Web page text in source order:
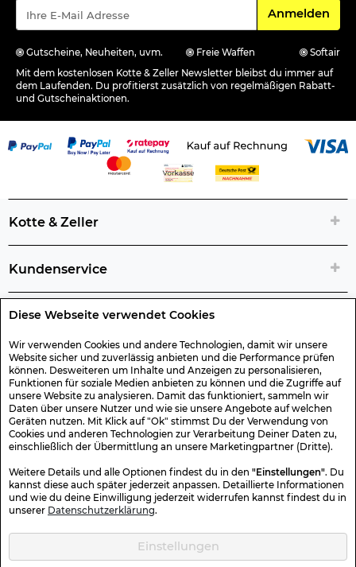
Diese Webseite verwendet Cookies
Wir verwenden Cookies und andere Technologien, damit wir unsere
Website sicher und zuverlässig anbieten und die Performance prüfen
können. Desweiteren um Inhalte und Anzeigen zu personalisieren,
Funktionen für soziale Medien anbieten zu können und die Zugriffe auf
unsere Website zu analysieren. Damit das funktioniert, sammeln wir
Daten über unsere Nutzer und wie sie unsere Angebote auf welchen
Geräten nutzen. Mit Klick auf "Ok" stimmst Du der Verwendung von
Cookies und anderen Technologien zur Verarbeitung Deiner Daten zu,
einschließlich der Übermittlung an unsere Marketingpartner (Dritte).
Weitere Details und alle Optionen findest du in den "Einstellungen". Du
kannst diese auch später jederzeit anpassen. Detaillierte Informationen
und wie du deine Einwilligung jederzeit widerrufen kannst findest du in
unserer Datenschutzerklärung.
Einstellungen
Für den
Anmelden
Gutscheine, Neuheiten, uvm. Freie Waffen
Softair
Mit dem kostenlosen Kotte & Zeller Newsletter bleibst du immer auf
dem Laufenden. Du profitierst zusätzlich von regelmäßigen Rabatt-
und Gutscheinaktionen.
Kotte & Zeller
Kundenservice
Rechtliche Artikelinfos
Geschenk-Gutscheine
Versand & Rücksendung
Sicher Einkaufen
Kotte & Zeller 2026 © Alle Rechte vorbehalten. Die durchgestrichenen